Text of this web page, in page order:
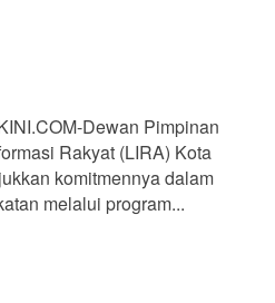
Dewan Pimpinan
Rakyat (LIRA) Kota
komitmennya dalam
melalui program...